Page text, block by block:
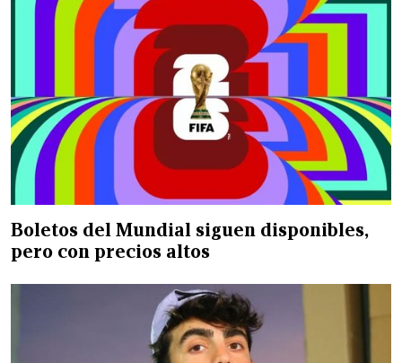
Boletos del Mundial siguen disponibles,
pero con precios altos